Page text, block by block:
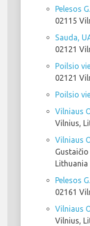
Pelesos
02115
Sauda,
02121
Poilsio
02121
Poilsio
Vilniaus
Vilnius,
Vilniaus
Lithuania
Pelesos
02161
Vilniaus
Vilnius,